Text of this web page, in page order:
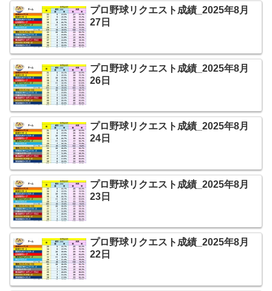
プロ野球リクエスト成績_2025年8月
27日
プロ野球リクエスト成績_2025年8月
26日
プロ野球リクエスト成績_2025年8月
24日
プロ野球リクエスト成績_2025年8月
23日
プロ野球リクエスト成績_2025年8月
22日